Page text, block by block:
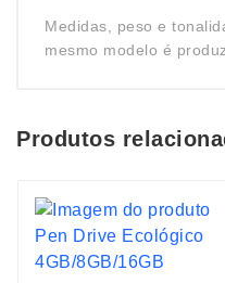
Medidas, peso e
mesmo modelo é
Produtos